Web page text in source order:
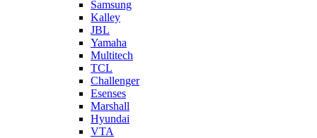
Samsung
Kalley
JBL
Yamaha
Multitech
TCL
Challenger
Esenses
Marshall
Hyundai
VTA